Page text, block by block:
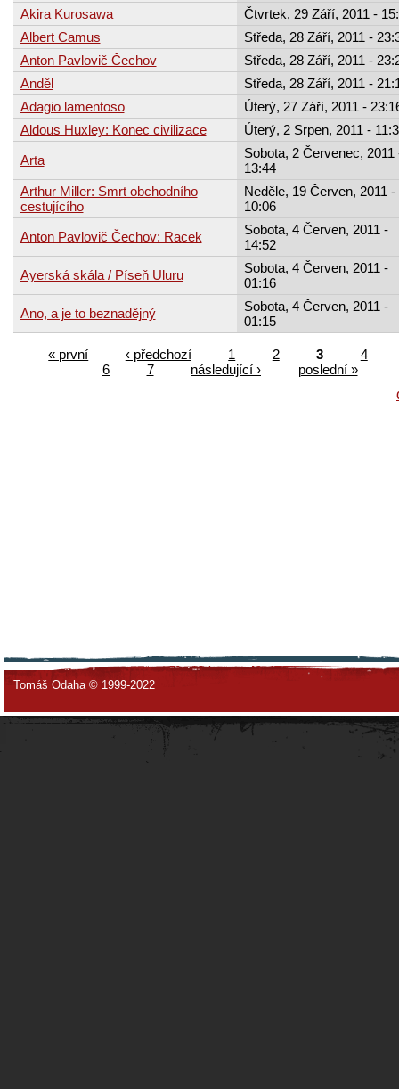
Akira Kurosawa
Čtvrtek, 29 Září, 2011 -
Albert Camus
Středa, 28 Září, 2011 -
Anton Pavlovič Čechov
Středa, 28 Září, 2011 -
Anděl
Středa, 28 Září, 2011 -
Adagio lamentoso
Úterý, 27 Září, 2011 -
Aldous Huxley: Konec civilizace
Úterý, 2 Srpen, 2011 -
Arta
Sobota, 2 Červenec, 2011
13:44
Arthur Miller: Smrt obchodního
cestujícího
Neděle, 19 Červen, 2011 -
10:06
Anton Pavlovič Čechov: Racek
Sobota, 4 Červen, 2011 -
14:52
Ayerská skála / Píseň Uluru
Sobota, 4 Červen, 2011 -
01:16
Ano, a je to beznadějný
Sobota, 4 Červen, 2011 -
01:15
« první ‹ předchozí 1 2 3
4
6
7 následující ›
poslední »
Tomáš Odaha © 1999-2022